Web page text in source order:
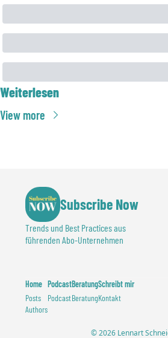
Weiterlesen
View more
Subscribe Now
Trends und Best Practices aus
führenden Abo-Unternehmen
Home
Posts
Authors
Podcast
Podcast
Beratung
Beratung
Schreibt mir
Kontakt
© 2026 Lennart